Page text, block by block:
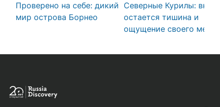
Проверено на себе: дикий
мир острова Борнео
Северные Курилы:
остается тишина и
ощущение своего места